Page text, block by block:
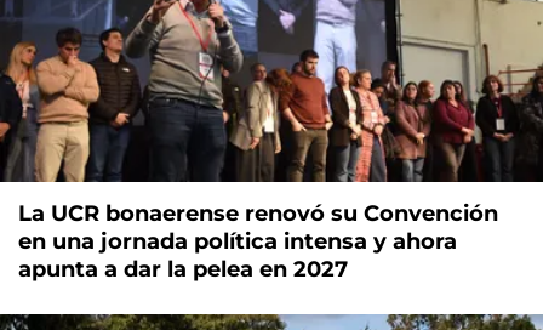
La UCR bonaerense renovó su Convención
en una jornada política intensa y ahora
apunta a dar la pelea en 2027